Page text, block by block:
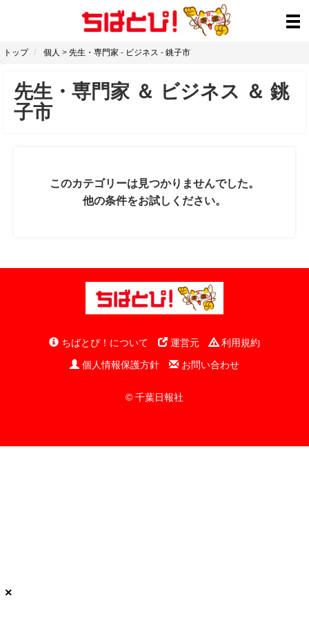
トップ 個人 > 先生・専門家 - ビジネス - 銚子市
先生・専門家 ＆ ビジネス ＆ 銚
子市
このカテゴリーは見つかりませんでした。
他の条件をお試しください。
ちばとぴ！について 運営元
利用規約
個人情報保護方針
お問い合わせ
© 千葉日報社
×